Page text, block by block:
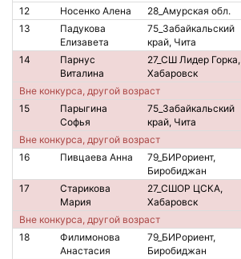
12 Носенко Алена 28_Амурская обл.
13
Падукова
Елизавета
75_Забайкальский
край, Чита
14
Парнус
Виталина
27_СШ Лидер Горка,
Хабаровск
Вне конкурса, другой возраст
15
Парыгина
Софья
75_Забайкальский
край, Чита
Вне конкурса, другой возраст
16
Пивцаева Анна
79_БИРориент,
Биробиджан
17
Старикова
Мария
27_СШОР ЦСКА,
Хабаровск
Вне конкурса, другой возраст
18
Филимонова
Анастасия
79_БИРориент,
Биробиджан